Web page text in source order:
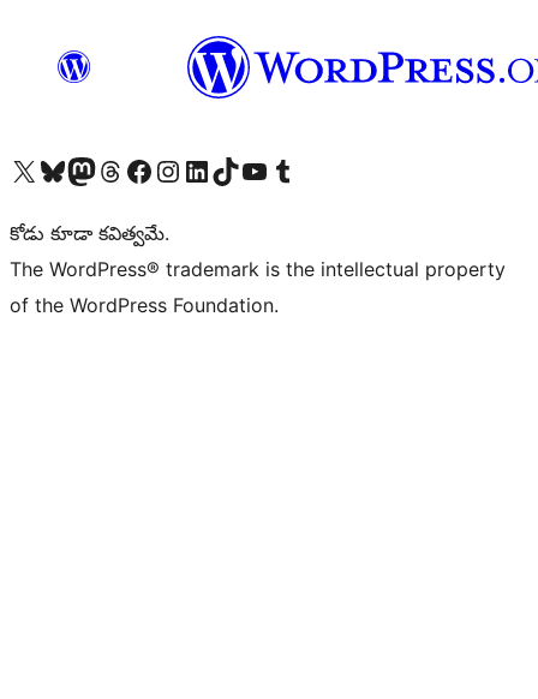
Visit our X (formerly Twitter) account
Visit our Bluesky account
Visit our Mastodon account
Visit our Threads account
Visit our Facebook page
Visit our Instagram account
Visit our LinkedIn account
Visit our TikTok account
Visit our YouTube channel
Visit our Tumblr account
కోడు కూడా కవిత్వమే.
The WordPress® trademark is the intellectual property
of the WordPress Foundation.